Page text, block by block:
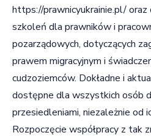
https://prawnicyukrainie.pl/oraz
szkoleń dla prawników i
pozarządowych, dotyczących
prawem migracyjnym i
cudzoziemców. Dokładne i
dostępne dla wszystkich osób
przesiedleniami, niezależnie od
Rozpoczęcie współpracy z tak